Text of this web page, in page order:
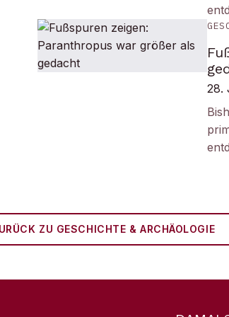
28.
ZU GESCHICHTE & ARCHÄOLOGIE